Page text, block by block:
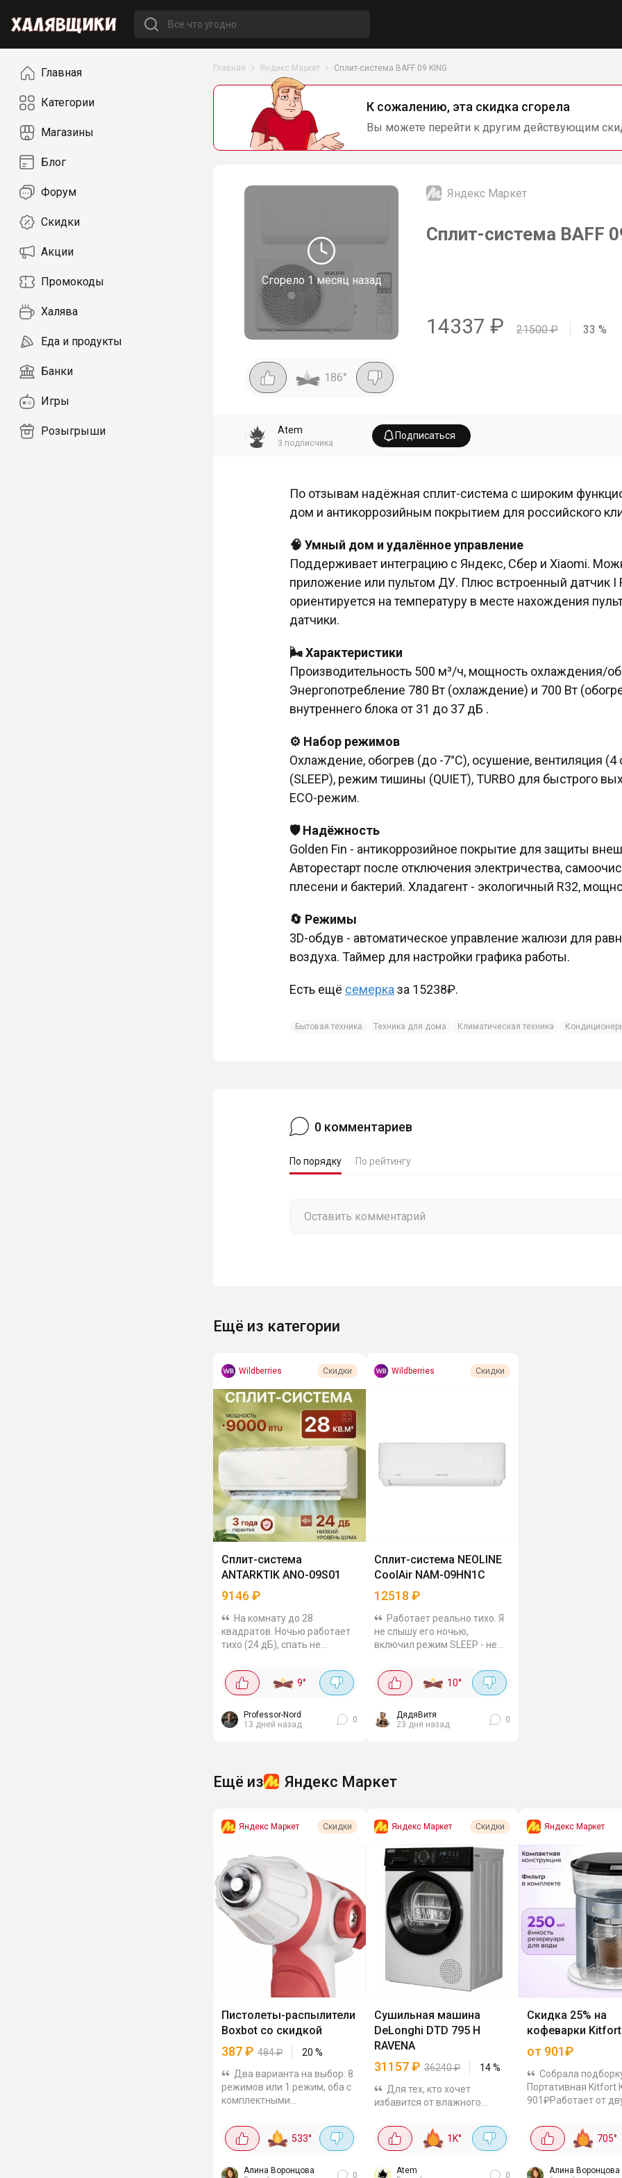
НавигацияГлавная
Категории
Магазины
Блог
Форум
Скидки
Акции
Промокоды
Халява
Еда и продукты
Банки
Игры
Розыгрыши
Главная Яндекс Маркет Сплит-система BAFF 09 KING
К сожалению, эта скидка сгорела
Вы можете перейти к другим действующим
Сгорело1 месяц назад
Яндекс Маркет
Сплит-система BAFF
14337 ₽ 21500₽ 33 %
186°
Atem
3 подписчика
Подписаться
По отзывам надёжная сплит-система с широким
дом и антикоррозийным покрытием для российского
🧠 Умный дом и удалённое управление
Поддерживает интеграцию с Яндекс, Сбер и Xiaomi.
приложение или пультом ДУ. Плюс встроенный датчик I
ориентируется на температуру в месте нахождения
датчики.
🌬️ Характеристики
Производительность 500 м³/ч, мощность охлаждения/
Энергопотребление 780 Вт (охлаждение) и 700 Вт
внутреннего блока от 31 до 37 дБ .
⚙️ Набор режимов
Охлаждение, обогрев (до -7°C), осушение, вентиляция
(SLEEP), режим тишины (QUIET), TURBO для быстрого
ECO-режим.
🛡️ Надёжность
Golden Fin - антикоррозийное покрытие для защиты
Авторестарт после отключения электричества,
плесени и бактерий. Хладагент - экологичный R32,
🔄 Режимы
3D-обдув - автоматическое управление жалюзи для
воздуха. Таймер для настройки графика работы.
Есть ещё семерка за 15238₽.
Бытовая техника Техника для дома Климатическая техника
0 комментариев
По порядку По рейтингу
Ещё из категории
Wildberries Скидки
Сплит-система
ANTARKTIK ANO-09S01
9146₽
На комнату до 28
квадратов. Ночью работает
тихо (24 дБ), спать не
режим обогрева, так что для
межсезонья самое то. Класс
энергопотребления...
9°
Professor-Nord
13 дней назад
0
Wildberries Скидки
Сплит-система NEOLINE
CoolAir NAM-09HN1C
12518 ₽
Работает реально тихо. Я
не слышу его ночью,
включил режим SLEEP - не
комфортная. Турбо-режим -
огонь! Пришел с работы, а в
квартире духота. Нажал...
10°
ДядяВитя
23 дня назад
0
Ещё из Яндекс Маркет
Яндекс Маркет Скидки
Пистолеты-распылители
Boxbot со скидкой
387₽ 484₽ 20 %
Два варианта на выбор: 8
режимов или 1 режим, оба с
комплектными
промокодом FACTORY20. 8
режимов с коннектором –
387₽ Поворотная насадка
даёт 8...
533°
Алина Воронцова
0
Яндекс Маркет Скидки
Сушильная машина
DeLonghi DTD 795 H
RAVENA
31157₽ 36240₽ 14%
Для тех, кто хочет
избавится от влажного
квартире это идеальная
штучка да ещё и с тепловым
бережная сушка...
1K°
Atem
0
Яндекс Маркет
Скидка 25% на
кофеварки Kitfort
от 901₽
Собрала
Портативная Kitfort
901₽Работает от
можно сварить
где нет розетки –
рыбалке или в
Объём...
705°
Алина Воронцова